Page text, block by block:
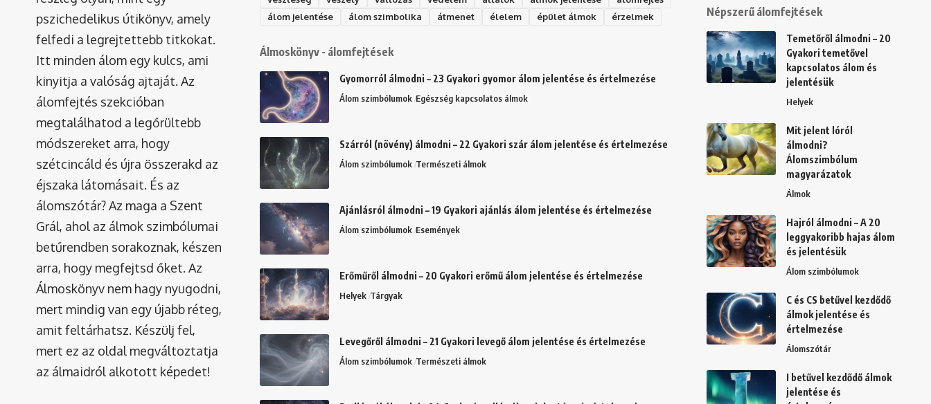
pszichedelikus útikönyv, amely
felfedi a legrejtettebb titkokat.
Itt minden álom egy kulcs, ami
kinyitja a valóság ajtaját. Az
álomfejtés szekcióban
megtalálhatod a legőrültebb
módszereket arra, hogy
szétcincáld és újra összerakd az
éjszaka látomásait. És az
álomszótár? Az maga a Szent
Grál, ahol az álmok szimbólumai
betűrendben sorakoznak, készen
arra, hogy megfejtsd őket. Az
Álmoskönyv nem hagy nyugodni,
mert mindig van egy újabb réteg,
amit feltárhatsz. Készülj fel,
mert ez az oldal megváltoztatja
az álmaidról alkotott képedet!
álom jelentése
álom szimbolika átmenet élelem épület álmok érzelmek
Álmoskönyv - álomfejtések
Gyomorról álmodni – 23 Gyakori gyomor álom jelentése és értelmezése
Álom szimbólumok Egészség kapcsolatos álmok
Szárról (növény) álmodni – 22 Gyakori szár álom jelentése és értelmezése
Álom szimbólumok Természeti álmok
Ajánlásról álmodni – 19 Gyakori ajánlás álom jelentése és értelmezése
Álom szimbólumok Események
Erőműről álmodni – 20 Gyakori erőmű álom jelentése és értelmezése
Helyek Tárgyak
Levegőről álmodni – 21 Gyakori levegő álom jelentése és értelmezése
Álom szimbólumok Természeti álmok
Népszerű álomfejtések
Temetőről álmodni – 20
Gyakori temetővel
kapcsolatos álom és
jelentésük
Helyek
Mit jelent lóról
álmodni?
Álomszimbólum
magyarázatok
Álmok
Hajról álmodni – A 20
leggyakoribb hajas álom
és jelentésük
Álom szimbólumok
C és CS betűvel kezdődő
álmok jelentése és
értelmezése
Álomszótár
I betűvel kezdődő álmok
jelentése és